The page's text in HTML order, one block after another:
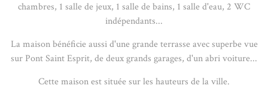
chambres, 1 salle de jeux, 1 salle de bains, 1 salle d'eau, 2 WC
indépendants...
La maison bénéficie aussi d'une grande terrasse avec superbe vue
sur Pont Saint Esprit, de deux grands garages, d'un abri voiture...
Cette maison est située sur les hauteurs de la ville.